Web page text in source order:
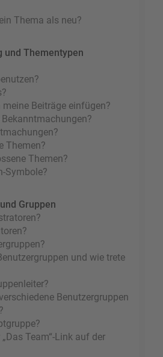
Thema als neu?
und Thementypen
Beiträge einfügen?
Themen?
Themen?
Symbole?
Gruppen
und wie trete
Benutzergruppen
Team“-Link auf der